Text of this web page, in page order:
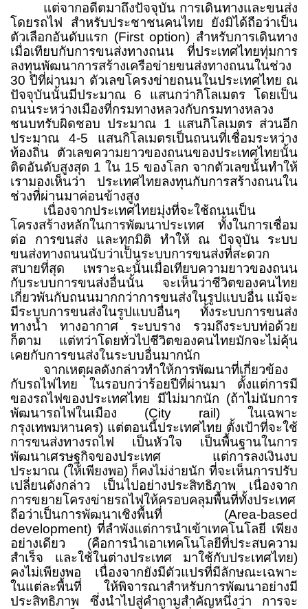
แต่จากอดีตมาถึงปัจจุบัน การเดินทางและขนส่ง
โดยรถไฟ สำหรับประชาชนคนไทย ยังมิได้ถือว่าเป็น
ตัวเลือกอันดับแรก (First option) สำหรับการเดินทาง
เมื่อเทียบกับการขนส่งทางถนน ที่ประเทศไทยทุ่มการ
ลงทุนพัฒนาการสร้างเครือข่ายขนส่งทางถนนในช่วง
30 ปีที่ผ่านมา ตัวเลขโครงข่ายถนนในประเทศไทย ณ
ปัจจุบันนั้นมีประมาณ 6 แสนกว่ากิโลเมตร โดยเป็น
ถนนระหว่างเมืองที่กรมทางหลวงกับกรมทางหลวง
ชนบทรับผิดชอบ ประมาณ 1 แสนกิโลเมตร ส่วนอีก
ประมาณ 4-5 แสนกิโลเมตรเป็นถนนที่เชื่อมระหว่าง
ท้องถิ่น ตัวเลขความยาวของถนนของประเทศไทยนั้น
ติดอันดับสูงสุด 1 ใน 15 ของโลก จากตัวเลขนั้นทำให้
เรามองเห็นว่า ประเทศไทยลงทุนกับการสร้างถนนใน
ช่วงที่ผ่านมาค่อนข้างสูง
เนื่องจากประเทศไทยมุ่งที่จะใช้ถนนเป็น
โครงสร้างหลักในการพัฒนาประเทศ ทั้งในการเชื่อม
ต่อ การขนส่ง และทุกมิติ ทำให้ ณ ปัจจุบัน ระบบ
ขนส่งทางถนนนับว่าเป็นระบบการขนส่งที่สะดวก
สบายที่สุด เพราะฉะนั้นเมื่อเทียบความยาวของถนน
กับระบบการขนส่งอื่นนั้น จะเห็นว่าชีวิตของคนไทย
เกี่ยวพันกับถนนมากกว่าการขนส่งในรูปแบบอื่น แม้จะ
มีระบบการขนส่งในรูปแบบอื่นๆ ทั้งระบบการขนส่ง
ทางน้ำ ทางอากาศ ระบบราง รวมถึงระบบท่อด้วย
ก็ตาม แต่ทว่าโดยทั่วไปชีวิตของคนไทยมักจะไม่คุ้น
เคยกับการขนส่งในระบบอื่นมากนัก
จากเหตุผลดังกล่าวทำให้การพัฒนาที่เกี่ยวข้อง
กับรถไฟไทย ในรอบกว่าร้อยปีที่ผ่านมา ตั้งแต่การมี
ของรถไฟของประเทศไทย มีไม่มากนัก (ถ้าไม่นับการ
พัฒนารถไฟในเมือง (City rail) ในเฉพาะ
กรุงเทพมหานคร) แต่ตอนนี้ประเทศไทย ตั้งเป้าที่จะใช้
การขนส่งทางรถไฟ เป็นหัวใจ เป็นพื้นฐานในการ
พัฒนาเศรษฐกิจของประเทศ แต่การลงเงินงบ
ประมาณ (ให้เพียงพอ) ก็คงไม่ง่ายนัก ที่จะเห็นการปรับ
เปลี่ยนดังกล่าว เป็นไปอย่างประสิทธิภาพ เนื่องจาก
การขยายโครงข่ายรถไฟให้ครอบคลุมพื้นที่ทั้งประเทศ
ถือว่าเป็นการพัฒนาเชิงพื้นที่ (Area-based
development) ที่ลำพังแต่การนำเข้าเทคโนโลยี เพียง
อย่างเดียว (คือการนำเอาเทคโนโลยีที่ประสบความ
สำเร็จ และใช้ในต่างประเทศ มาใช้กับประเทศไทย)
คงไม่เพียงพอ เนื่องจากยังมีตัวแปรที่มีลักษณะเฉพาะ
ในแต่ละพื้นที่ ให้พิจารณาสำหรับการพัฒนาอย่างมี
ประสิทธิภาพ ซึ่งนำไปสู่คำถามสำคัญหนึ่งว่า การจะ